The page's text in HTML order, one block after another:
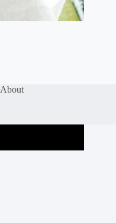
About